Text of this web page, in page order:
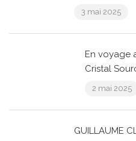
3 mai 2025
En voyage
Cristal
2 mai 2025
GUILLAUME